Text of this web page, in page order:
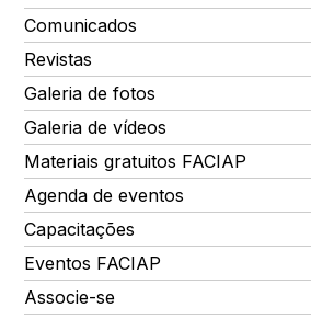
Comunicados
Revistas
Galeria de fotos
Galeria de vídeos
Materiais gratuitos FACIAP
Agenda de eventos
Capacitações
Eventos FACIAP
Associe-se